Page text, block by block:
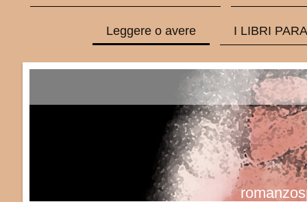
Leggere o avere I LIBRI